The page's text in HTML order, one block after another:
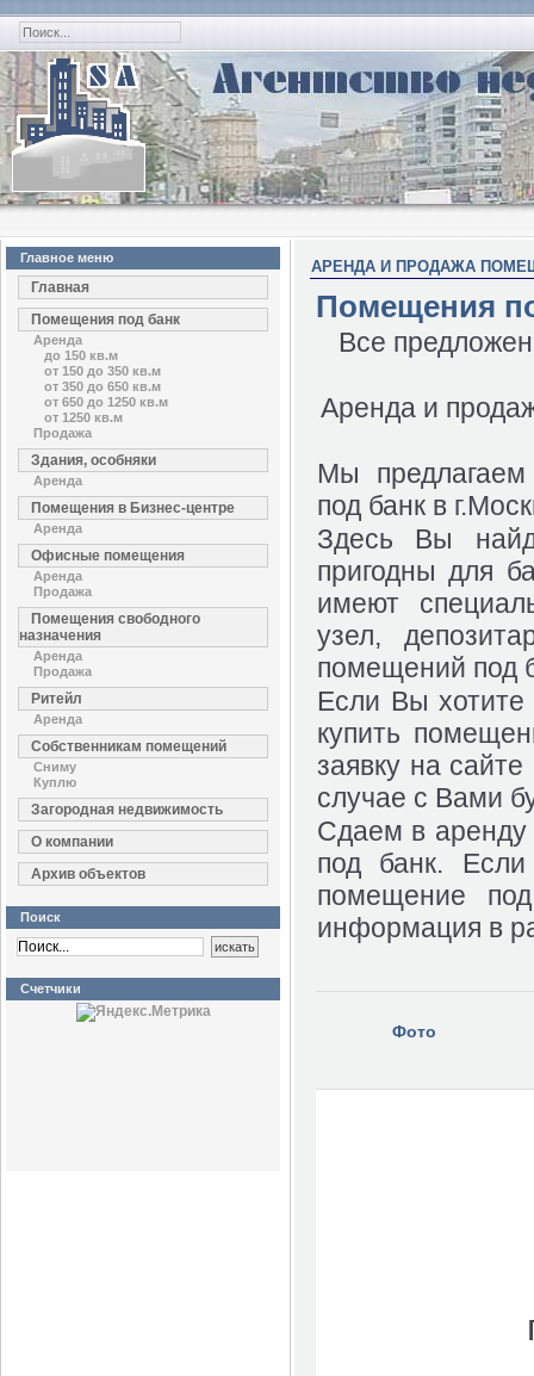
Главное меню
Главная
Помещения под банк
Аренда
до 150 кв.м
от 150 до 350 кв.м
от 350 до 650 кв.м
от 650 до 1250 кв.м
от 1250 кв.м
Продажа
Здания, особняки
Аренда
Помещения в Бизнес-центре
Аренда
Офисные помещения
Аренда
Продажа
Помещения свободного
назначения
Аренда
Продажа
Ритейл
Аренда
Собственникам помещений
Сниму
Куплю
Загородная недвижимость
О компании
Архив объектов
Поиск
Счетчики
АРЕНДА И ПРОДАЖА
Помещения
Все
Аренда и
Мы предлагаем
под банк в
Здесь Вы
пригодны для
имеют
узел,
помещений под
Если Вы хотите
купить
заявку на
случае с Вами
Сдаем в
под банк.
помещение
информация в
Фото